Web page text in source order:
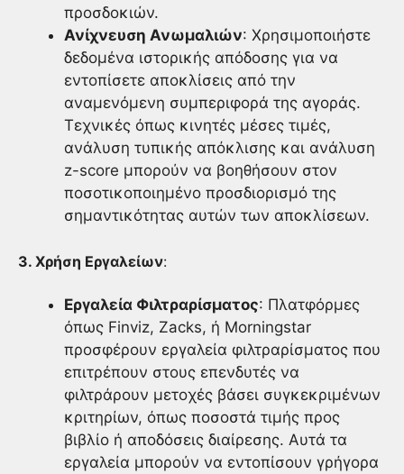
προσδοκιών.
Ανίχνευση Ανωμαλιών: Χρησιμοποιήστε
δεδομένα ιστορικής απόδοσης για να
εντοπίσετε αποκλίσεις από την
αναμενόμενη συμπεριφορά της αγοράς.
Τεχνικές όπως κινητές μέσες τιμές,
ανάλυση τυπικής απόκλισης και ανάλυση
z-score μπορούν να βοηθήσουν στον
ποσοτικοποιημένο προσδιορισμό της
σημαντικότητας αυτών των αποκλίσεων.
3. Χρήση Εργαλείων:
Εργαλεία Φιλτραρίσματος: Πλατφόρμες
όπως Finviz, Zacks, ή Morningstar
προσφέρουν εργαλεία φιλτραρίσματος που
επιτρέπουν στους επενδυτές να
φιλτράρουν μετοχές βάσει συγκεκριμένων
κριτηρίων, όπως ποσοστά τιμής προς
βιβλίο ή αποδόσεις διαίρεσης. Αυτά τα
εργαλεία μπορούν να εντοπίσουν γρήγορα